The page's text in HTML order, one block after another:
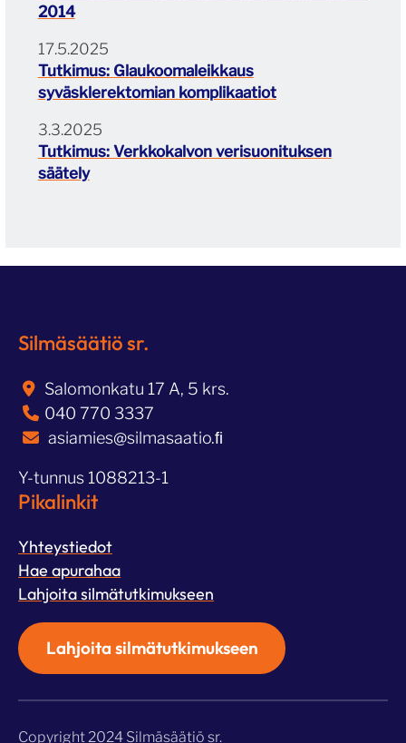
2014
Tutkimus: Glaukoomaleikkaus
syväsklerektomian komplikaatiot
17.5.2025
Tutkimus: Verkkokalvon verisuonituksen
säätely
3.3.2025
Silmäsäätiö sr.
Salomonkatu 17 A, 5 krs.
040 770 3337
asiamies@silmasaatio.ﬁ
Y-tunnus 1088213-1
Pikalinkit
Yhteystiedot
Hae apurahaa
Lahjoita silmätutkimukseen
Lahjoita silmätutkimukseen
Copyright 2024 Silmäsäätiö sr.